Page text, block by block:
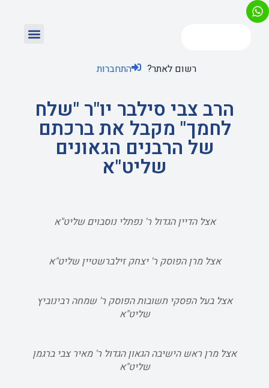
רשום לאתר? התחברות
הרב צבי סילבר יו"ר "שלח
לחמך" מקבל את ברכתם
של הרבנים הגאונים
שליט"א
אצל הדיין הגדול ר' נפתלי נוסבוים שליט"א
אצל מרן הפוסק ר' יצחק זילברשטיין שליט"א
אצל בעל הפסקי תשובות הפוסק ר' שמחה רבינוביץ
שליט"א
אצל מרן ראש הישיבה הגאון הגדול ר' מאיר צבי ברגמן
שליט"א